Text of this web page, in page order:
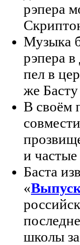
рэпера
Музыка
рэпера
пел в
же
В своём
и
Баста
«
школы